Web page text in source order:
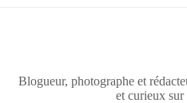
Blogueur, photographe et
et curieux